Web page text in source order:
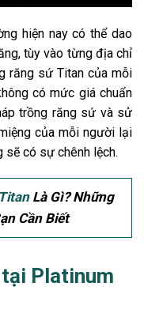
hiện nay có thể dao
tùy vào từng địa chỉ
răng sứ Titan của mỗi
có mức giá chuẩn
trồng răng sứ và sử
của mỗi người lại
sẽ có sự chênh lệch.
Là Gì? Những
Cần Biết
Platinum